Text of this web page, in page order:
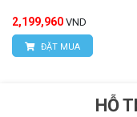
2,199,960 VND
ĐẶT MUA
HỖ